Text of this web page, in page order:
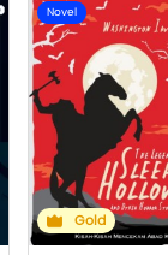
Novel
Gold